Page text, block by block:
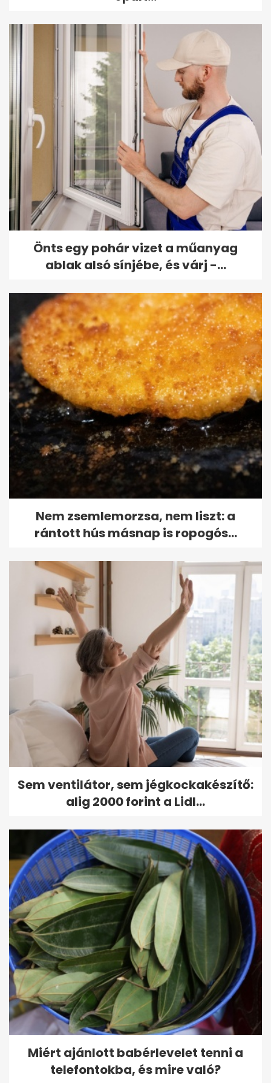
Önts egy pohár vizet a műanyag
ablak alsó sínjébe, és várj -...
Nem zsemlemorzsa, nem liszt: a
rántott hús másnap is ropogós...
Sem ventilátor, sem jégkockakészítő:
alig 2000 forint a Lidl...
Miért ajánlott babérlevelet tenni a
telefontokba, és mire való?